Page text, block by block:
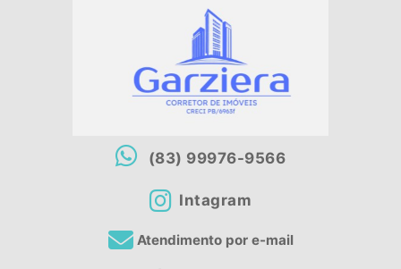
(83) 99976-9566
Intagram
Atendimento por e-mail